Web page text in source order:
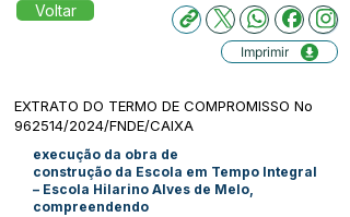
Voltar
Imprimir
EXTRATO DO TERMO DE COMPROMISSO No
962514/2024/FNDE/CAIXA
execução da obra de
construção da Escola em Tempo Integral
– Escola Hilarino Alves de Melo,
compreendendo